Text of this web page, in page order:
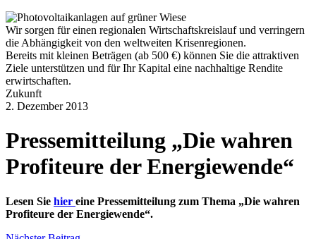
Wir sorgen für einen regiona­len Wirtschafts­kreislauf und verringern
die Abhängig­keit von den weltweiten Krisen­regionen.
Bereits mit kleinen Beträgen (ab 500 €) können Sie die attraktiven
Ziele unter­stützen und für Ihr Kapital eine nach­haltige Rendite
erwirt­schaften.
Zukunft
2. Dezember 2013
Pressemitteilung „Die wahren
Profiteure der Energiewende“
Lesen Sie hier eine Pressemitteilung zum Thema „Die wahren
Profiteure der Energiewende“.